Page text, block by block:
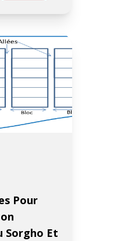
Pour
Sorgho Et